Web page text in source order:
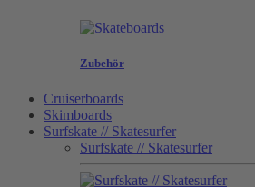
Zubehör
Cruiserboards
Skimboards
Surfskate // Skatesurfer
Surfskate // Skatesurfer